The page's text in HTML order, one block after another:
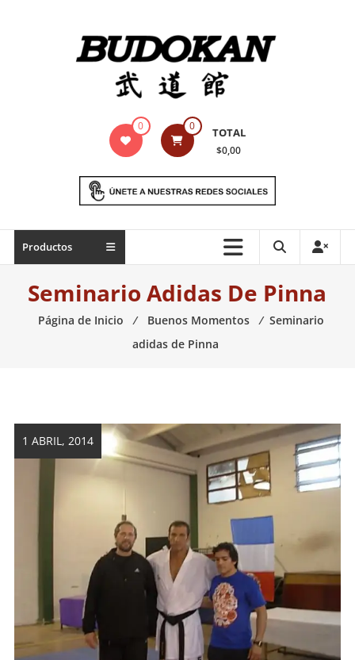
Indumentaria
marciales
Todo
necesario
para
0 0 TOTAL
$0,00
Productos
Seminario Adidas De Pinna
Página de Inicio ⁄ Buenos Momentos ⁄ Seminario
adidas de Pinna
1 ABRIL, 2014